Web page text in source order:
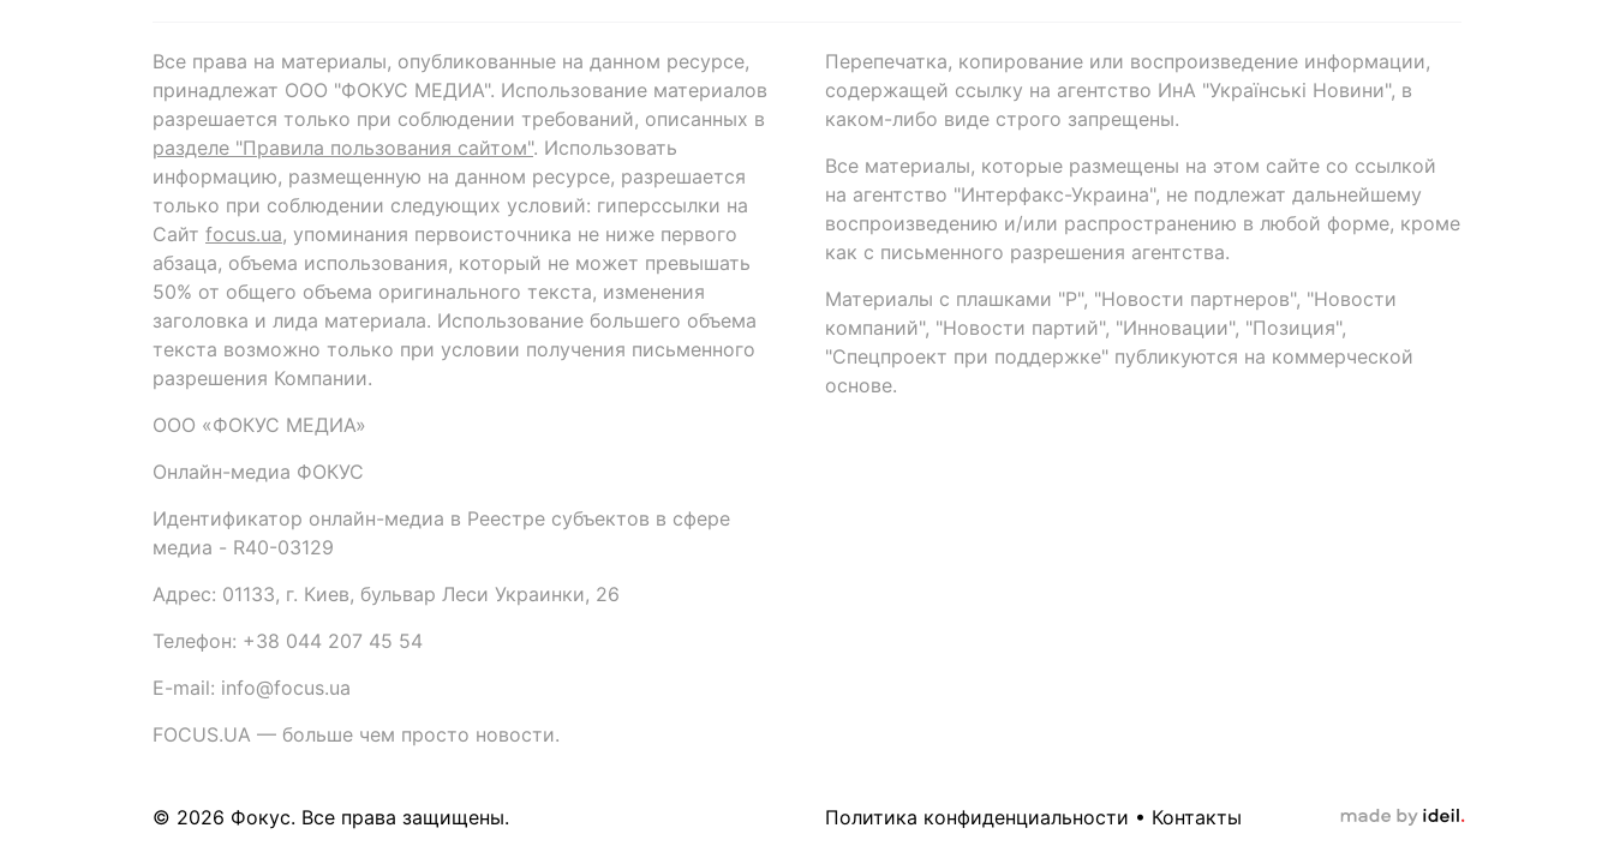
Все права на материалы, опубликованные на данном ресурсе,
принадлежат ООО "ФОКУС МЕДИА". Использование материалов
разрешается только при соблюдении требований, описанных в
разделе "Правила пользования сайтом". Использовать
информацию, размещенную на данном ресурсе, разрешается
только при соблюдении следующих условий: гиперссылки на
Сайт focus.ua, упоминания первоисточника не ниже первого
абзаца, объема использования, который не может превышать
50% от общего объема оригинального текста, изменения
заголовка и лида материала. Использование большего объема
текста возможно только при условии получения письменного
разрешения Компании.
ООО «ФОКУС МЕДИА»
Онлайн-медиа ФОКУС
Идентификатор онлайн-медиа в Реестре субъектов в сфере
медиа - R40-03129
Адрес: 01133, г. Киев, бульвар Леси Украинки, 26
Телефон: +38 044 207 45 54
E-mail: info@focus.ua
FOCUS.UA — больше чем просто новости.
Перепечатка, копирование или воспроизведение информации,
содержащей ссылку на агентство ИнА "Українські Новини", в
каком-либо виде строго запрещены.
Все материалы, которые размещены на этом сайте со ссылкой
на агентство "Интерфакс-Украина", не подлежат дальнейшему
воспроизведению и/или распространению в любой форме, кроме
как с письменного разрешения агентства.
Материалы с плашками "Р", "Новости партнеров", "Новости
компаний", "Новости партий", "Инновации", "Позиция",
"Спецпроект при поддержке" публикуются на коммерческой
основе.
© 2026 Фокус. Все права защищены. Политика конфиденциальности • Контакты